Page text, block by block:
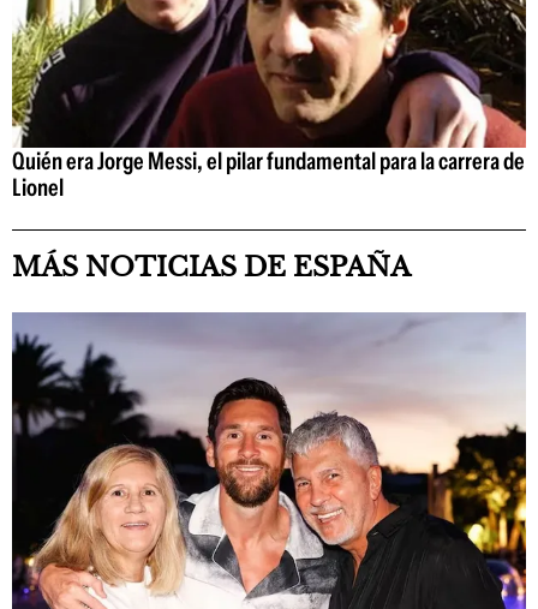
Quién era Jorge Messi, el pilar fundamental para la carrera de
Lionel
MÁS NOTICIAS DE ESPAÑA